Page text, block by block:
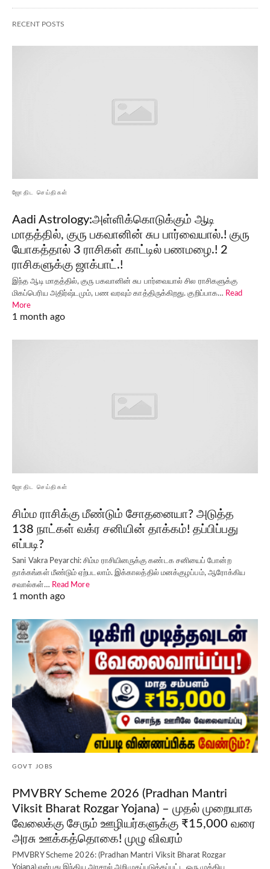
RECENT POSTS
ஜோதிட செய்திகள்
Aadi Astrology:அள்ளிக்கொடுக்கும் ஆடி
மாதத்தில், குரு பகவானின் சுப பார்வையால்.! குரு
யோகத்தால் 3 ராசிகள் காட்டில் பணமழை.! 2
ராசிகளுக்கு ஜாக்பாட்.!
இந்த ஆடி மாதத்தில், குரு பகவானின் சுப பார்வையால் சில ராசிகளுக்கு
மிகப்பெரிய அதிர்ஷ்டமும், பண வரவும் காத்திருக்கிறது. குறிப்பாக… Read
More
1 month ago
ஜோதிட செய்திகள்
சிம்ம ராசிக்கு மீண்டும் சோதனையா? அடுத்த
138 நாட்கள் வக்ர சனியின் தாக்கம்! தப்பிப்பது
எப்படி?
Sani Vakra Peyarchi: சிம்ம ராசியினருக்கு கண்டக சனியைப் போன்ற
தாக்கங்கள் மீண்டும் ஏற்படலாம். இக்காலத்தில் மனக்குழப்பம், ஆரோக்கிய
சவால்கள்… Read More
1 month ago
GOVT JOBS
PMVBRY Scheme 2026 (Pradhan Mantri
Viksit Bharat Rozgar Yojana) – முதல் முறையாக
வேலைக்கு சேரும் ஊழியர்களுக்கு ₹15,000 வரை
அரசு ஊக்கத்தொகை! முழு விவரம்
PMVBRY Scheme 2026: (Pradhan Mantri Viksit Bharat Rozgar
Yojana) என்பது இந்திய அரசால் அறிமுகப்படுத்தப்பட்ட ஒரு முக்கிய